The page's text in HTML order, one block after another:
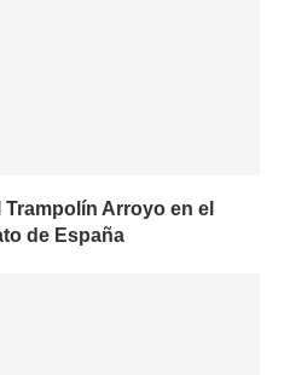
Arroyo en el
de España